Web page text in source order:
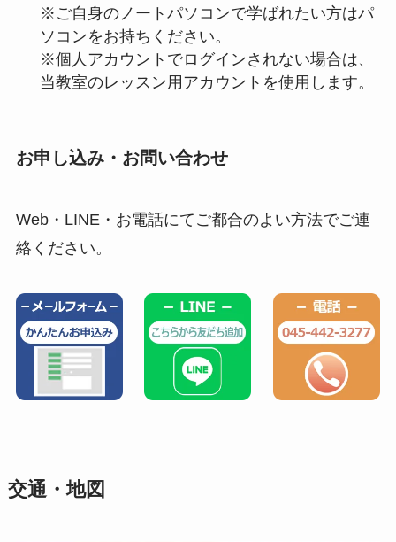
※ご自身のノートパソコンで学ばれたい方はパ
ソコンをお持ちください。
※個人アカウントでログインされない場合は、
当教室のレッスン用アカウントを使用します。
お申し込み・お問い合わせ
Web・LINE・お電話にてご都合のよい方法でご連
絡ください。
交通・地図